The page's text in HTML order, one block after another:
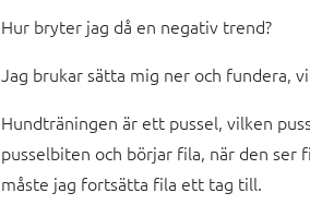
Hur bryter jag då en negativ trend?
Jag brukar sätta mig ner och fundera,
Hundträningen är ett pussel, vilken
pusselbiten och börjar fila, när den ser
måste jag fortsätta fila ett tag till.